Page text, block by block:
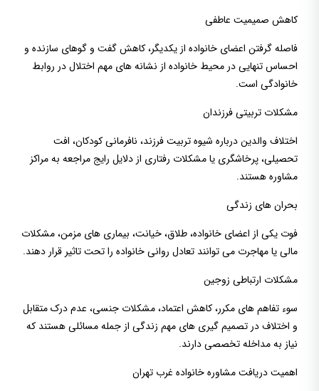
کاهش صمیمیت عاطفی
فاصله گرفتن اعضای خانواده از یکدیگر، کاهش گفت و گوهای سازنده و
احساس تنهایی در محیط خانواده از نشانه های مهم اختلال در روابط
خانوادگی است.
مشکلات تربیتی فرزندان
اختلاف والدین درباره شیوه تربیت فرزند، نافرمانی کودکان، افت
تحصیلی، پرخاشگری یا مشکلات رفتاری از دلایل رایج مراجعه به مراکز
مشاوره هستند.
بحران های زندگی
فوت یکی از اعضای خانواده، طلاق، خیانت، بیماری های مزمن، مشکلات
مالی یا مهاجرت می توانند تعادل روانی خانواده را تحت تاثیر قرار دهند.
مشکلات ارتباطی زوجین
سوء تفاهم های مکرر، کاهش اعتماد، مشکلات جنسی، عدم درک متقابل
و اختلاف در تصمیم گیری های مهم زندگی از جمله مسائلی هستند که
نیاز به مداخله تخصصی دارند.
اهمیت دریافت مشاوره خانواده غرب تهران